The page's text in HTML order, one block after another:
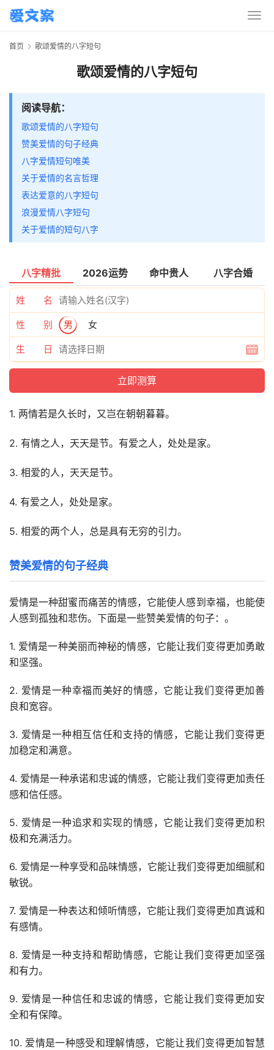
首页 歌颂爱情的八字短句
歌颂爱情的八字短句
阅读导航：
歌颂爱情的八字短句
赞美爱情的句子经典
八字爱情短句唯美
关于爱情的名言哲理
表达爱意的八字短句
浪漫爱情八字短句
关于爱情的短句八字
八字精批 2026运势 命中贵人 八字合婚
姓 名
性 别 男 女
生 日
1. 两情若是久长时，又岂在朝朝暮暮。
2. 有情之人，天天是节。有爱之人，处处是家。
3. 相爱的人，天天是节。
4. 有爱之人，处处是家。
5. 相爱的两个人，总是具有无穷的引力。
赞美爱情的句子经典
爱情是一种甜蜜而痛苦的情感，它能使人感到幸福，也能使
人感到孤独和悲伤。下面是一些赞美爱情的句子：。
1. 爱情是一种美丽而神秘的情感，它能让我们变得更加勇敢
和坚强。
2. 爱情是一种幸福而美好的情感，它能让我们变得更加善
良和宽容。
3. 爱情是一种相互信任和支持的情感，它能让我们变得更
加稳定和满意。
4. 爱情是一种承诺和忠诚的情感，它能让我们变得更加责任
感和信任感。
5. 爱情是一种追求和实现的情感，它能让我们变得更加积
极和充满活力。
6. 爱情是一种享受和品味情感，它能让我们变得更加细腻和
敏锐。
7. 爱情是一种表达和倾听情感，它能让我们变得更加真诚和
有感情。
8. 爱情是一种支持和帮助情感，它能让我们变得更加坚强
和有力。
9. 爱情是一种信任和忠诚的情感，它能让我们变得更加安
全和有保障。
10. 爱情是一种感受和理解情感，它能让我们变得更加智慧